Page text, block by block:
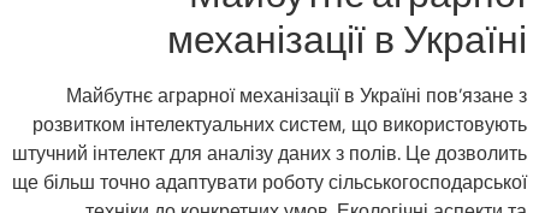
механізації в Україні
Майбутнє аграрної механізації в Україні пов’язане з
розвитком інтелектуальних систем, що використовують
штучний інтелект для аналізу даних з полів. Це дозволить
ще більш точно адаптувати роботу сільськогосподарської